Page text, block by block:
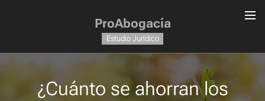
ProAbogacía
Estudio Jurídico
¿Cuánto se ahorran los